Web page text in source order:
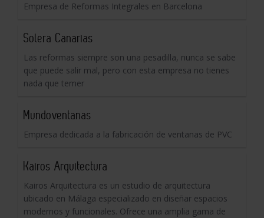
Empresa de Reformas Integrales en Barcelona
Solera Canarias
Las reformas siempre son una pesadilla, nunca se sabe
que puede salir mal, pero con esta empresa no tienes
nada que temer
Mundoventanas
Empresa dedicada a la fabricación de ventanas de PVC
Kairos Arquitectura
Kairos Arquitectura es un estudio de arquitectura
ubicado en Málaga especializado en diseñar espacios
modernos y funcionales. Ofrece una amplia gama de